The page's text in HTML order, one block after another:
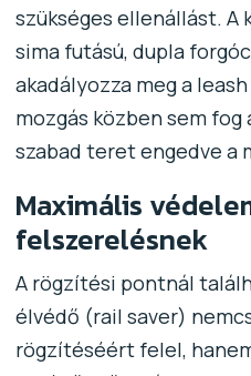
szükséges ellenállást.
sima futású, dupla
akadályozza meg a
mozgás közben sem
szabad teret engedve a
Maximális
felszerelésnek
A rögzítési pontnál
élvédő (rail saver)
rögzítéséért felel,